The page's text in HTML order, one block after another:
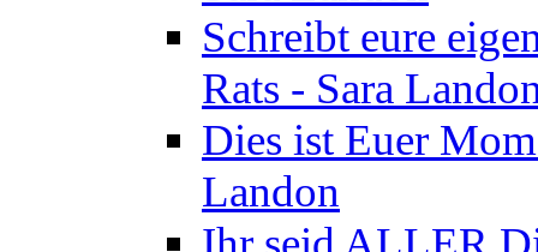
Schreibt eure
Rats - Sara
Dies ist Euer
Landon